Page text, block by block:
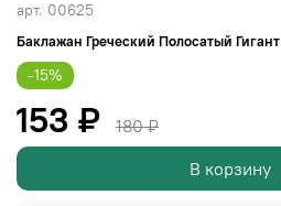
арт. 00625
Баклажан Греческий Полосатый Гигант
-15%
153 ₽
180 ₽
В корзину